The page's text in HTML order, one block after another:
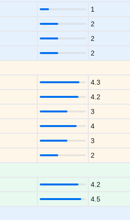
1
2
2
2
4.3
4.2
3
4
3
2
4.2
4.5